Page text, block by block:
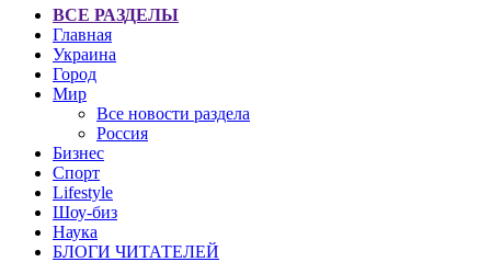
ВСЕ РАЗДЕЛЫ
Главная
Украина
Город
Мир
Все новости раздела
Россия
Бизнес
Спорт
Lifestyle
Шоу-биз
Наука
БЛОГИ ЧИТАТЕЛЕЙ